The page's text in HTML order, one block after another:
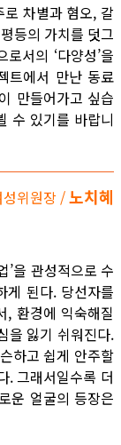
로 차별과 혐오, 갈
등의 가치를 덧그
서의 ‘다양성’을
트에서 만난 동료
만들어가고 싶습
수 있기를 바랍니
위원장 /노치혜
’을 관성적으로 수
게 된다. 당선자를
, 환경에 익숙해질
을 잃기 쉬워진다.
하고 쉽게 안주할
. 그래서일수록 더
운 얼굴의 등장은